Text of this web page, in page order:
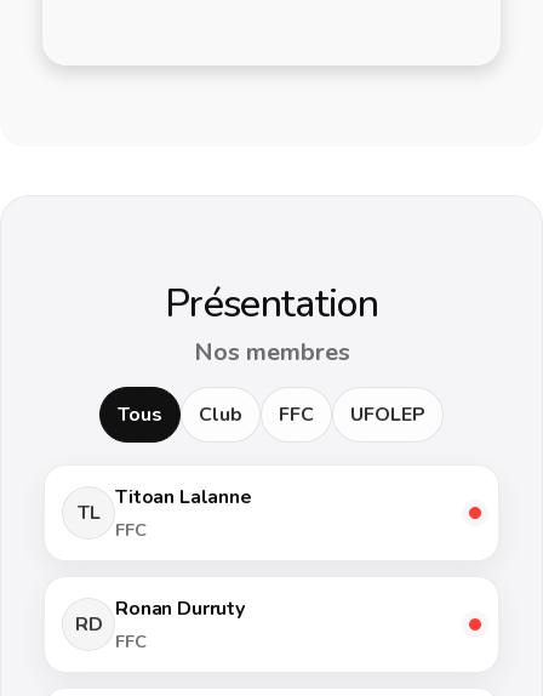
Présentation
Nos membres
Tous Club FFC UFOLEP
TL
Titoan Lalanne
FFC
RD
Ronan Durruty
FFC